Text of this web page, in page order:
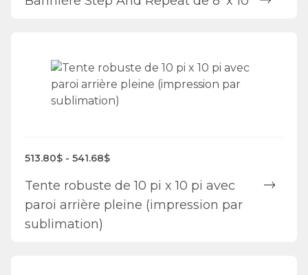
513.80$ - 541.68$
Tente robuste de 10 pi x 10 pi avec
paroi arrière pleine (impression par
sublimation)